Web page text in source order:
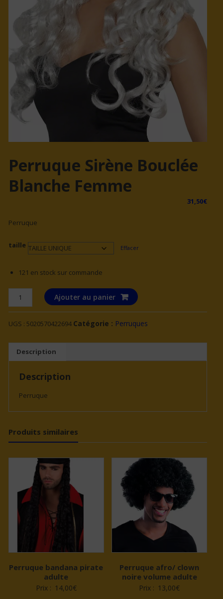
Perruque Sirène Bouclée
Blanche Femme
31,50€
Perruque
taille Effacer
121 en stock sur commande
sirène
blanche
femme
Ajouter au panier
UGS : 5020570422694 Catégorie : Perruques
Description
Description
Perruque
Produits similaires
Perruque bandana pirate
adulte
Prix : 14,00€
Perruque afro/ clown
noire volume adulte
Prix : 13,00€